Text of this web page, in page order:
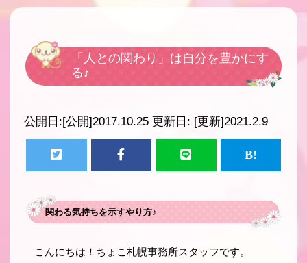
「人との関わり」は自分を豊かにす
る♪
公開日:[公開]2017.10.25 更新日: [更新]2021.2.9
関わる気持ちを示すやり方♪
こんにちは！ちょこ札幌事務所スタッフです。